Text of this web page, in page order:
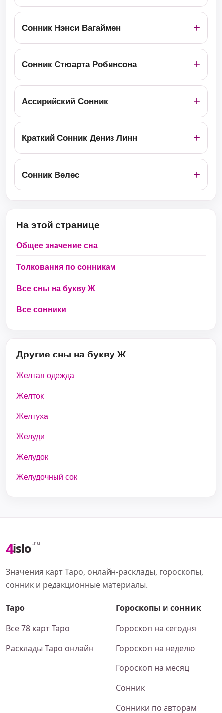
Сонник Нэнси Вагаймен
Сонник Стюарта Робинсона
Ассирийский Сонник
Краткий Сонник Дениз Линн
Сонник Велес
На этой странице
Общее значение сна
Толкования по сонникам
Все сны на букву Ж
Все сонники
Другие сны на букву Ж
Желтая одежда
Желток
Желтуха
Желуди
Желудок
Желудочный сок
4islo .ru
Значения карт Таро, онлайн-расклады, гороскопы,
сонник и редакционные материалы.
Таро
Все 78 карт Таро
Расклады Таро онлайн
Гороскопы и сонник
Гороскоп на сегодня
Гороскоп на неделю
Гороскоп на месяц
Сонник
Сонники по авторам